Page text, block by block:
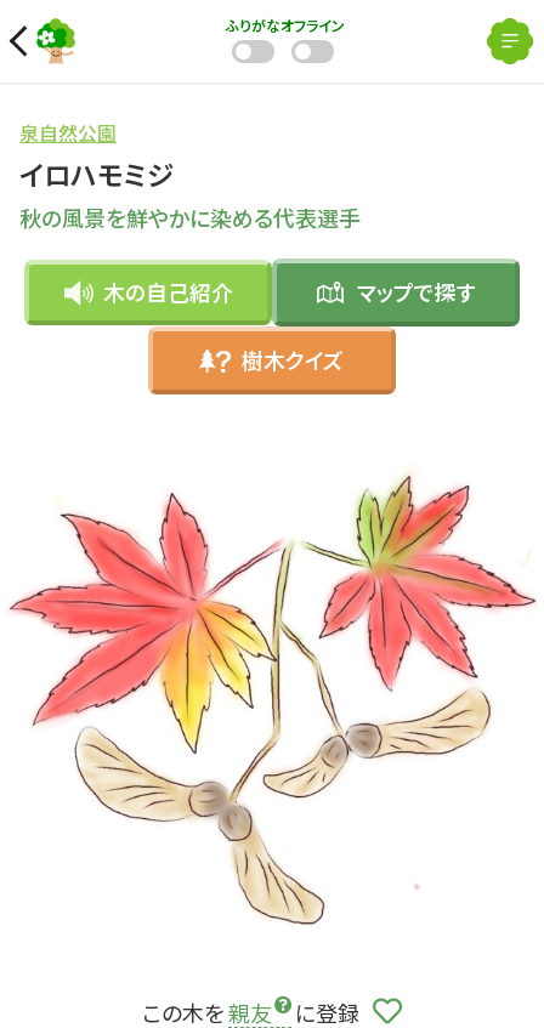
ふりがなオフライン
泉自然公園
イロハモミジ
秋の風景を鮮やかに染める代表選手
木の自己紹介 マップで探す
樹木クイズ
この木を親友 に登録